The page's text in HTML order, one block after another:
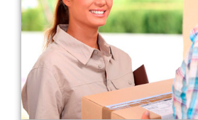
Путивль
Пятихатки
Раздельная
Рени
Решетиловка
Ромны
Ровно